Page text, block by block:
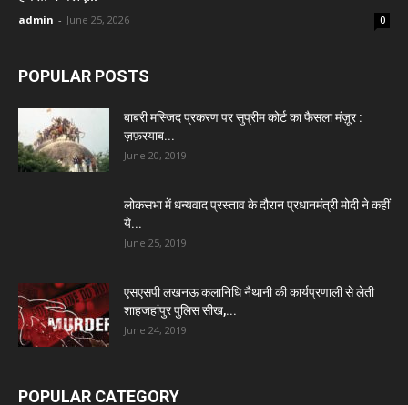
admin - June 25, 2026 0
POPULAR POSTS
बाबरी मस्जिद प्रकरण पर सुप्रीम कोर्ट का फैसला मंज़ूर :
ज़फ़रयाब...
June 20, 2019
लोकसभा में धन्यवाद प्रस्ताव के दौरान प्रधानमंत्री मोदी ने कहीं
ये...
June 25, 2019
एसएसपी लखनऊ कलानिधि नैथानी की कार्यप्रणाली से लेती
शाहजहांपुर पुलिस सीख,...
June 24, 2019
POPULAR CATEGORY